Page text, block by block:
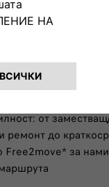
на твоя
решения за
стенен заряден
от
ремонт до
за